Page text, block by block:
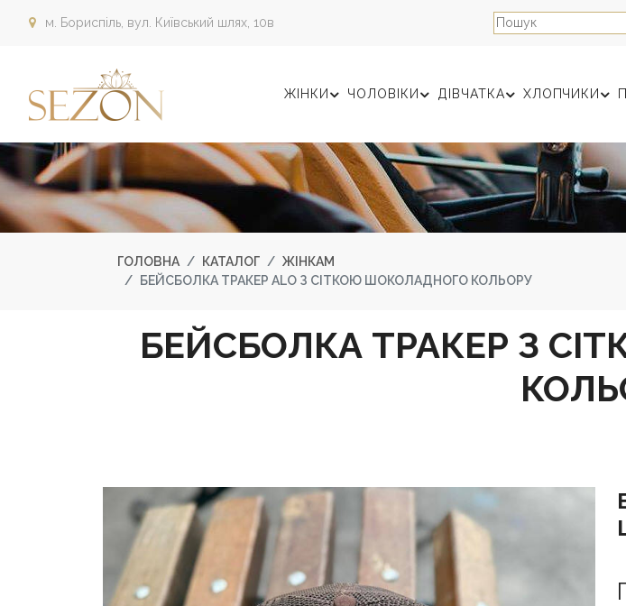
м. Бориспіль, вул. Київський шлях, 10в
ЖІНКИ ЧОЛОВІКИ ДІВЧАТКА ХЛОПЧИКИ
ГОЛОВНА КАТАЛОГ
ЖІНКАМ
БЕЙСБОЛКА ТРАКЕР ALO З СІТКОЮ ШОКОЛАДНОГО КОЛЬОРУ
БЕЙСБОЛКА ТРАКЕР З